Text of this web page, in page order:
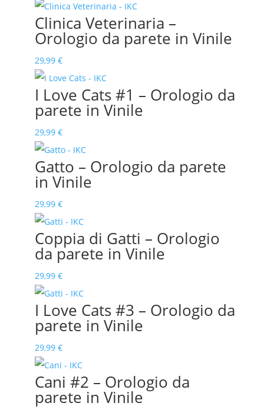
Clinica Veterinaria –
Orologio da parete in Vinile
29,99 €
I Love Cats #1 – Orologio da
parete in Vinile
29,99 €
Gatto – Orologio da parete
in Vinile
29,99 €
Coppia di Gatti – Orologio
da parete in Vinile
29,99 €
I Love Cats #3 – Orologio da
parete in Vinile
29,99 €
Cani #2 – Orologio da
parete in Vinile